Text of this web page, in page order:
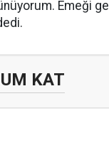
Emeği
KAT